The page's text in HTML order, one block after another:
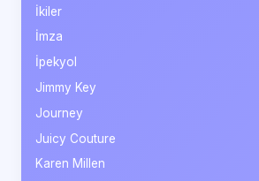
İkiler
İmza
İpekyol
Jimmy Key
Journey
Juicy Couture
Karen Millen